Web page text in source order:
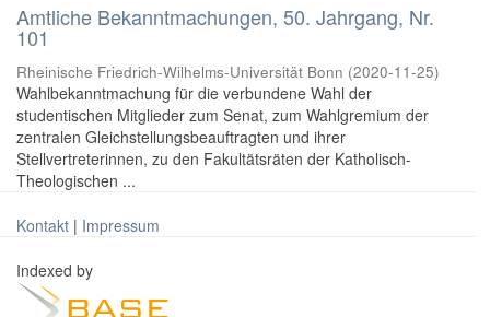
Amtliche Bekanntmachungen, 50. Jahrgang, Nr.
101
Rheinische Friedrich-Wilhelms-Universität Bonn (2020-11-25)
Wahlbekanntmachung für die verbundene Wahl der
studentischen Mitglieder zum Senat, zum Wahlgremium der
zentralen Gleichstellungsbeauftragten und ihrer
Stellvertreterinnen, zu den Fakultätsräten der Katholisch-
Theologischen ...
Kontakt | Impressum
Indexed by